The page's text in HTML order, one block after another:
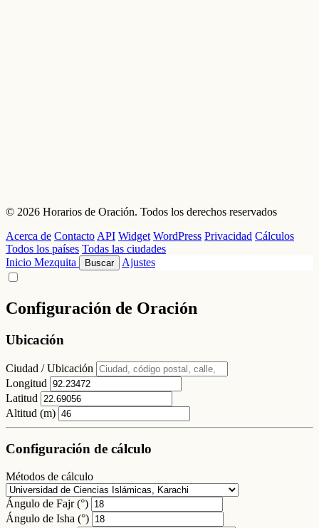
© 2026 Horarios de Oración. Todos los derechos reservados
Acerca de Contacto API Widget WordPress Privacidad Cálculos
Todos los países Todas las ciudades
Inicio Mezquita Buscar Ajustes
Configuración de Oración
Ubicación
Ciudad / Ubicación
Longitud
Latitud
Altitud (m)
Configuración de cálculo
Métodos de cálculo
Ángulo de Fajr (°)
Ángulo de Isha (°)